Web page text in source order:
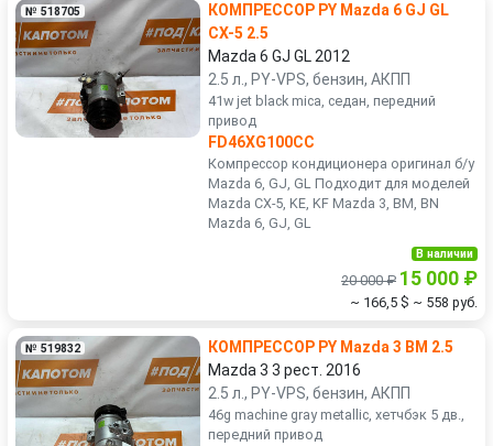
№ 518705
КОМПРЕССОР PY Mazda 6 GJ GL
CX-5 2.5
Mazda 6 GJ GL 2012
2.5 л., PY-VPS, бензин, АКПП
41w jet black mica, седан, передний
привод
FD46XG100CC
Компрессор кондиционера оригинал б/у
Mazda 6, GJ, GL Подходит для моделей
Mazda CX-5, KE, KF Mazda 3, BM, BN
Mazda 6, GJ, GL
В наличии
20 000 ₽ 15 000 ₽
~ 166,5 $ ~ 558 руб.
№ 519832
КОМПРЕССОР PY Mazda 3 BM 2.5
Mazda 3 3 рест. 2016
2.5 л., PY-VPS, бензин, АКПП
46g machine gray metallic, хетчбэк 5 дв.,
передний привод